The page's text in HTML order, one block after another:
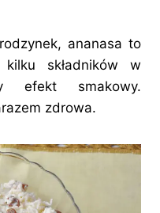
ananasa to
kilku składników w
efekt smakowy.
zdrowa.